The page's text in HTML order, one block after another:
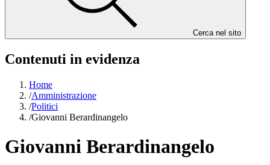
Cerca nel sito
Contenuti in evidenza
Home
/Amministrazione
/Politici
/Giovanni Berardinangelo
Giovanni Berardinangelo